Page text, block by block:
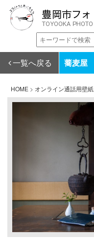
一覧へ戻る 蕎麦屋
HOME > オンライン通話用壁紙